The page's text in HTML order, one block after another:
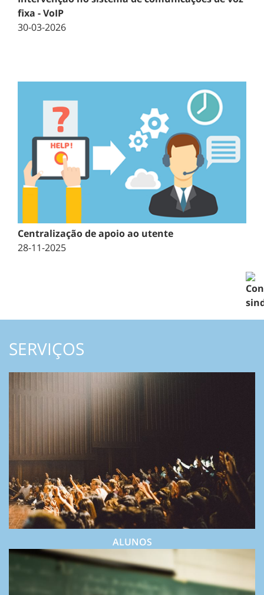
fixa - VoIP
30-03-2026
Centralização de apoio ao utente
28-11-2025
SERVIÇOS
ALUNOS